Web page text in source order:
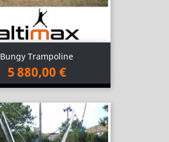
Bungy Trampoline
5 880,00 €